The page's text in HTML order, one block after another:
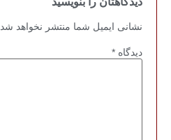
نشانی ایمیل شما منتشر نخواهد شد.
دیدگاه *